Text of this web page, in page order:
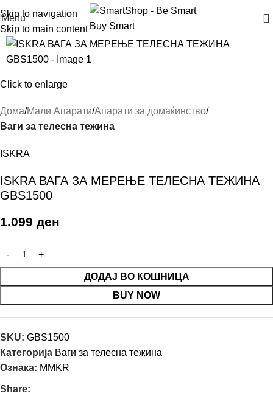
Skip to navigation
Skip to main content
Menu
Click to enlarge
Дома Мали Апарати Апарати за домаќинство
Ваги за телесна тежина
ISKRA
ISKRA ВАГА ЗА МЕРЕЊЕ ТЕЛЕСНА ТЕЖИНА
GBS1500
1.099 ден
ДОДАЈ ВО КОШНИЦА
BUY NOW
SKU: GBS1500
Категорија Ваги за телесна тежина
Ознака: MMKR
Share: